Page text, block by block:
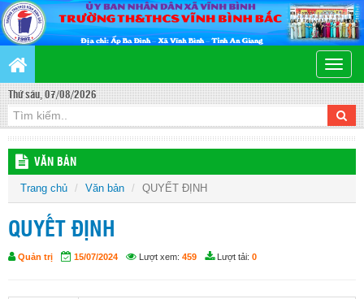
Toggle
Thứ sáu, 07/08/2026
VĂN BẢN
Trang chủ Văn bản QUYẾT ĐỊNH
QUYẾT ĐỊNH
Quản trị 15/07/2024 Lượt xem: 459 Lượt tải: 0